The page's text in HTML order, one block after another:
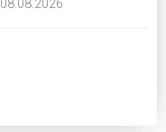
08.08.2026